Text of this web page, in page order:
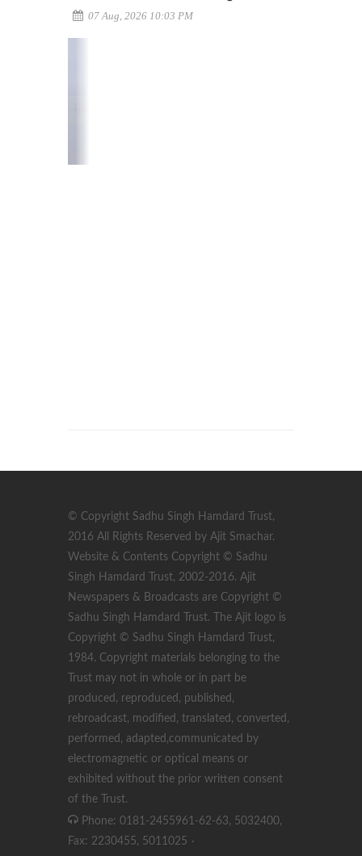
07 Aug, 2026 10:03 PM
© Copyright Sadhu Singh Hamdard Trust,
2016 All Rights Reserved by Ajit Smachar.
Website & Contents Copyright © Sadhu
Singh Hamdard Trust, 2002-2016. Ajit
Newspapers & Broadcasts are Copyright ©
Sadhu Singh Hamdard Trust. The Ajit logo is
Copyright © Sadhu Singh Hamdard Trust,
1984. Copyright materials belonging to the
Trust may not in whole or in part be
produced, reproduced, published,
rebroadcast, modified, translated, converted,
performed, adapted,communicated by
electromagnetic or optical means or
exhibited without the prior written consent
of the Trust.
Phone: 0181-2455961-62-63, 5032400,
Fax: 2230455, 5011025 ·